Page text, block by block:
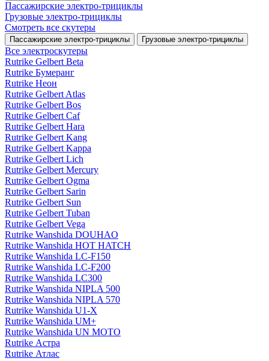
Пассажирские электро‑трициклы
Грузовые электро‑трициклы
Смотреть все скутеры
Пассажирские электро‑трициклы Грузовые электро‑трициклы
Все электро­скутеры
Rutrike Gelbert Beta
Rutrike Бумеранг
Rutrike Неон
Rutrike Gelbert Atlas
Rutrike Gelbert Bos
Rutrike Gelbert Caf
Rutrike Gelbert Hara
Rutrike Gelbert Kang
Rutrike Gelbert Kappa
Rutrike Gelbert Lich
Rutrike Gelbert Mercury
Rutrike Gelbert Ogma
Rutrike Gelbert Sarin
Rutrike Gelbert Sun
Rutrike Gelbert Tuban
Rutrike Gelbert Vega
Rutrike Wanshida DOUHAO
Rutrike Wanshida HOT HATCH
Rutrike Wanshida LC-F150
Rutrike Wanshida LC-F200
Rutrike Wanshida LC300
Rutrike Wanshida NIPLA 500
Rutrike Wanshida NIPLA 570
Rutrike Wanshida U1-X
Rutrike Wanshida UM+
Rutrike Wanshida UN MOTO
Rutrike Астра
Rutrike Атлас